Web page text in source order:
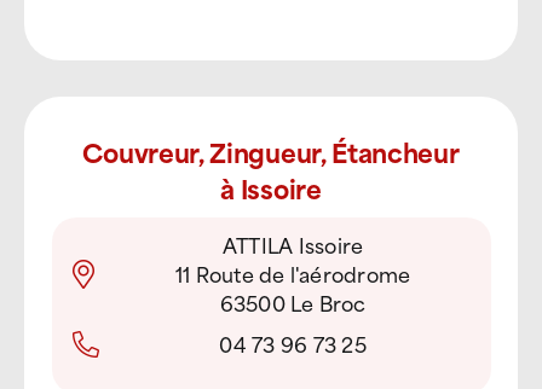
Couvreur, Zingueur, Étancheur
à Issoire
ATTILA Issoire
11 Route de l'aérodrome
63500 Le Broc
04 73 96 73 25